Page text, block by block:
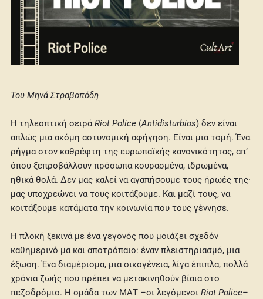
Του Μηνά Στραβοπόδη
Η τηλεοπτική σειράRiot Police (Antidisturbios) δεν είναι
απλώς μια ακόμη αστυνομική αφήγηση. Είναι μια τομή. Ένα
ρήγμα στον καθρέφτη της ευρωπαϊκής κανονικότητας, απ’
όπου ξεπροβάλλουν πρόσωπα κουρασμένα, ιδρωμένα,
ηθικά θολά. Δεν μας καλεί να αγαπήσουμε τους ήρωές της·
μας υποχρεώνει να τους κοιτάξουμε. Και μαζί τους, να
κοιτάξουμε κατάματα την κοινωνία που τους γέννησε.
Η πλοκή ξεκινά με ένα γεγονός που μοιάζει σχεδόν
καθημερινό μα και αποτρόπαιο: έναν πλειστηριασμό, μια
έξωση. Ένα διαμέρισμα, μια οικογένεια, λίγα έπιπλα, πολλά
χρόνια ζωής που πρέπει να μετακινηθούν βίαια στο
πεζοδρόμιο. Η ομάδα των ΜΑΤ –οι λεγόμενοιRiot Police–